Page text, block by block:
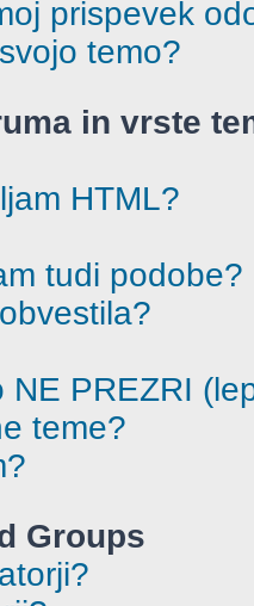
prispevek
temo?
in vrste
HTML?
tudi podobe?
NE PREZRI
teme?
Groups